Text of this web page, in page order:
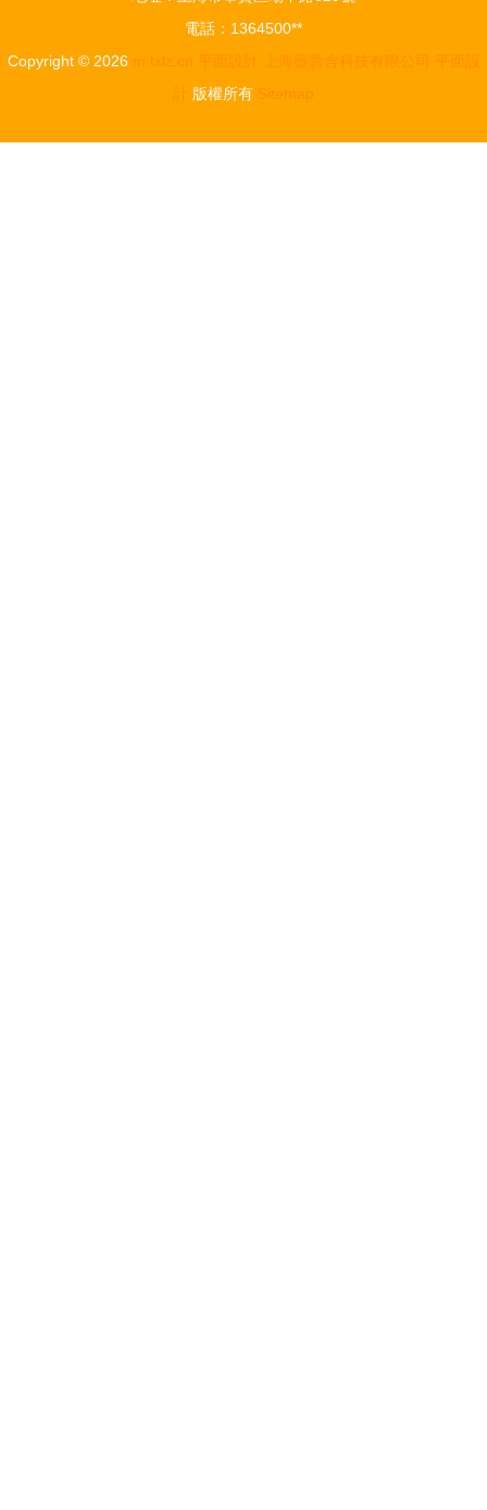
略與實踐
電話：1364500**
Copyright © 2026 m.txlz.cn 平面設計 上海薇蕓含科技有限公司
平面設
計
版權所有 Sitemap